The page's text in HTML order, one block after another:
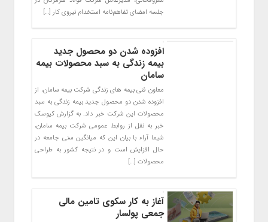
جلسه امضای تفاهم‌نامه استخدام نیروی کار […]
افزوده شدن دو محصول جدید
بیمه زندگی به سبد محصولات بیمه
سامان
معاون فنی بیمه های زندگی شرکت بیمه سامان، از
افزوده شدن دو محصول جدید بیمه زندگی به سبد
محصولات این شرکت خبر داد. به گزارش کیوسک
خبر به نقل از روابط عمومی شرکت بیمه سامان،
شیما آراء با بیان این که میانگین سنی جامعه در
حال افزایش است و در نتیجه کشور به طراحی
محصولات […]
آغاز به کار سکوی تامین مالی
جمعی پولسار